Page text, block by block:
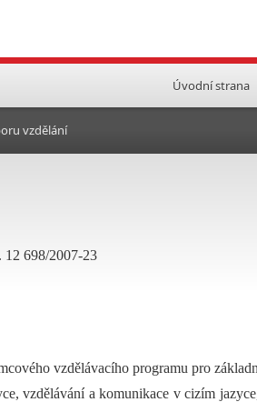
Úvodní strana
vzdělání
12 698/2007-23
vzdělávacího programu pro
vzdělávání a komunikace v cizím